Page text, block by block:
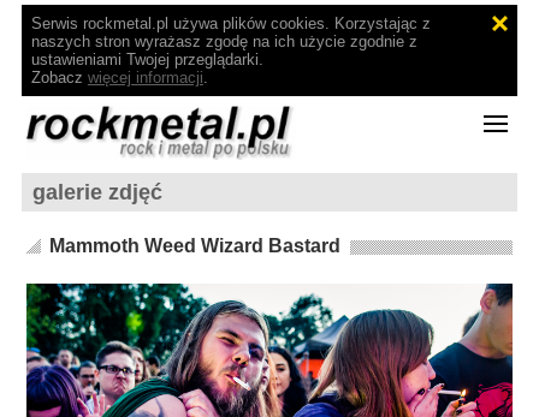
Serwis rockmetal.pl używa plików cookies. Korzystając z
naszych stron wyrażasz zgodę na ich użycie zgodnie z
ustawieniami Twojej przeglądarki.
Zobacz więcej informacji.
galerie zdjęć
Mammoth Weed Wizard Bastard